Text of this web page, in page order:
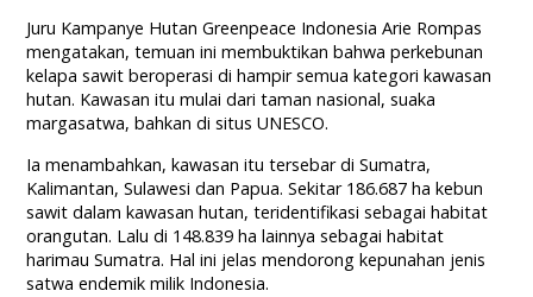
Juru Kampanye Hutan Greenpeace Indonesia Arie Rompas
mengatakan, temuan ini membuktikan bahwa perkebunan
kelapa sawit beroperasi di hampir semua kategori kawasan
hutan. Kawasan itu mulai dari taman nasional, suaka
margasatwa, bahkan di situs UNESCO.
Ia menambahkan, kawasan itu tersebar di Sumatra,
Kalimantan, Sulawesi dan Papua. Sekitar 186.687 ha kebun
sawit dalam kawasan hutan, teridentifikasi sebagai habitat
orangutan. Lalu di 148.839 ha lainnya sebagai habitat
harimau Sumatra. Hal ini jelas mendorong kepunahan jenis
satwa endemik milik Indonesia.